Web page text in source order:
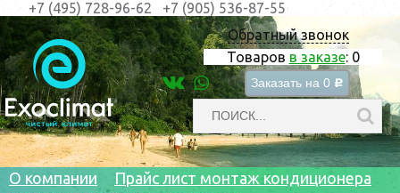
Обратный звонок
Товаров в заказе: 0
Заказать на 0 c
+7 (495) 728-96-62 +7 (905) 536-87-55
О компании
Прайс лист монтаж кондиционера